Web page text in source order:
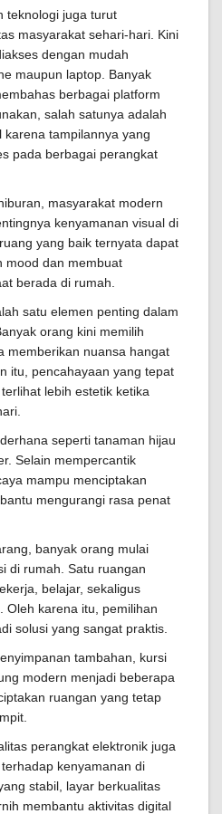
teknologi juga turut
masyarakat sehari-hari. Kini
dengan mudah
maupun laptop. Banyak
berbagai platform
salah satunya adalah
karena tampilannya yang
pada berbagai perangkat
masyarakat modern
kenyamanan visual di
yang baik ternyata dapat
mood dan membuat
berada di rumah.
satu elemen penting dalam
orang kini memilih
memberikan nuansa hangat
itu, pencahayaan yang tepat
lebih estetik ketika
seperti tanaman hijau
Selain mempercantik
mampu menciptakan
mengurangi rasa penat
banyak orang mulai
di rumah. Satu ruangan
belajar, sekaligus
Oleh karena itu, pemilihan
solusi yang sangat praktis.
tambahan, kursi
modern menjadi beberapa
ruangan yang tetap
perangkat elektronik juga
kenyamanan di
stabil, layar berkualitas
membantu aktivitas digital